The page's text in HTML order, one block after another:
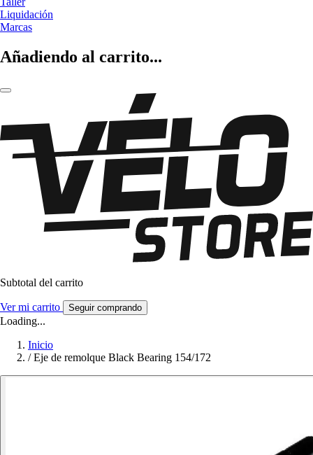
Liquidación
Marcas
Añadiendo al carrito...
Subtotal del carrito
Ver mi carrito Seguir comprando
Loading...
Inicio
/ Eje de remolque Black Bearing 154/172